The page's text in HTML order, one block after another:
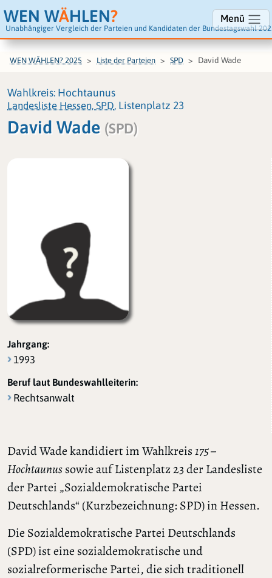
WEN WÄHLEN?
Unabhängiger Vergleich der Parteien und Kandidaten der Bundestagswahl
Menü
WEN WÄHLEN? 2025 Liste der Parteien SPD David Wade
Wahlkreis: Hochtaunus
Landesliste Hessen, SPD, Listenplatz 23
David Wade (SPD)
Jahrgang:
1993
Beruf laut Bundeswahlleiterin:
Rechtsanwalt
David Wade kandidiert im Wahlkreis175 –
Hochtaunussowie auf Listenplatz 23 der Landesliste
der Partei „Sozialdemokratische Partei
Deutschlands“ (Kurzbezeichnung: SPD) in Hessen.
Die Sozialdemokratische Partei Deutschlands
(SPD) ist eine sozialdemokratische und
sozialreformerische Partei, die sich traditionell